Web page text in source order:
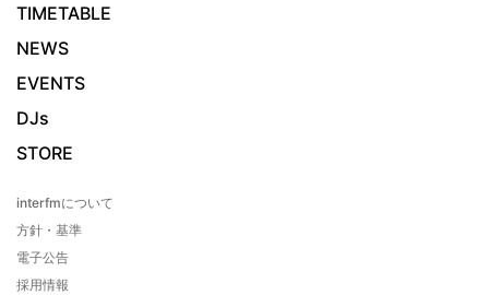
TIMETABLE
NEWS
EVENTS
DJs
STORE
interfmについて
方針・基準
電子公告
採用情報